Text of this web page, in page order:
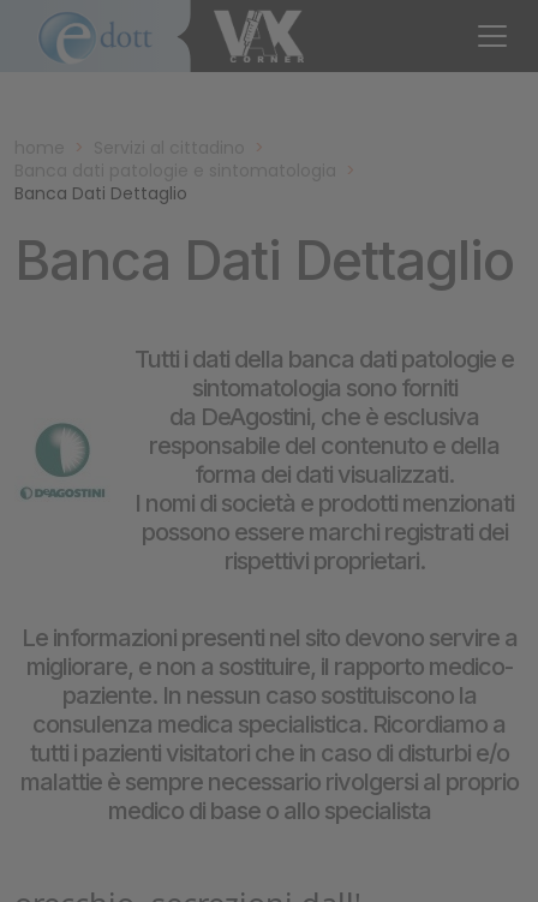
>
>
>
Banca Dati Dettaglio
Banca Dati Dettaglio
Tutti i dati della banca dati patologie e
sintomatologia sono forniti
da DeAgostini, che è esclusiva
responsabile del contenuto e della
forma dei dati visualizzati.
I nomi di società e prodotti menzionati
possono essere marchi registrati dei
rispettivi proprietari.
Le informazioni presenti nel sito devono servire a
migliorare, e non a sostituire, il rapporto medico-
paziente. In nessun caso sostituiscono la
consulenza medica specialistica. Ricordiamo a
tutti i pazienti visitatori che in caso di disturbi e/o
malattie è sempre necessario rivolgersi al proprio
medico di base o allo specialista